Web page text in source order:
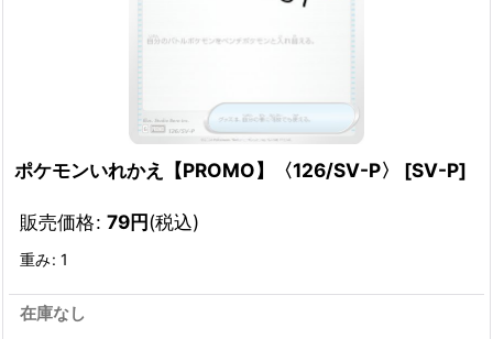
ポケモンいれかえ【PROMO】〈126/SV-P〉 [SV-P]
販売価格: 79円(税込)
重み: 1
在庫なし